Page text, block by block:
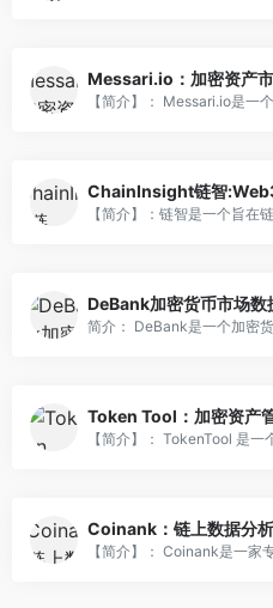
Messari.io：加密资产
【简介】： Messari.io是一
ChainInsight链智
【简介】：链智是一个旨在
DeBank加密货币市场数
简介： DeBank是一个加密
Token Tool：加密资产
【简介】： TokenTool 是一
Coinank：链上数据分析
【简介】： Coinank是一家